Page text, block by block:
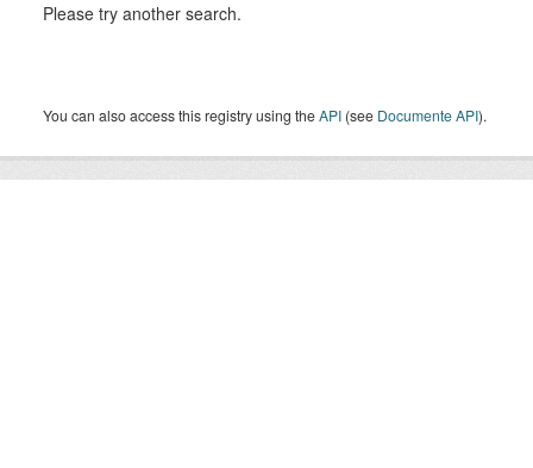
Please try another search.
You can also access this registry using theAPI (see Documente API).